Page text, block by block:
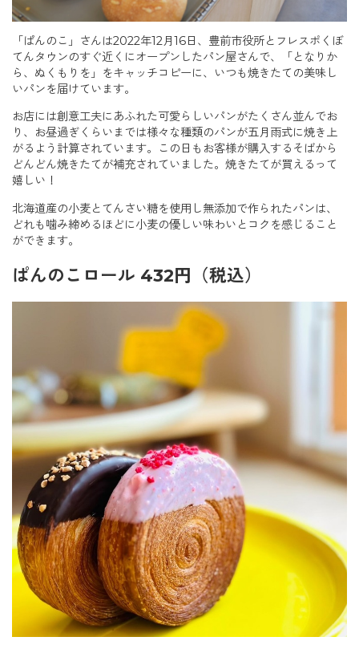
「ぱんのこ」さんは2022年12月16日、豊前市役所とフレスポくぼ
てんタウンのすぐ近くにオープンしたパン屋さんで、「となりか
ら、ぬくもりを」をキャッチコピーに、いつも焼きたての美味し
いパンを届けています。
お店には創意工夫にあふれた可愛らしいパンがたくさん並んでお
り、お昼過ぎくらいまでは様々な種類のパンが五月雨式に焼き上
がるよう計算されています。この日もお客様が購入するそばから
どんどん焼きたてが補充されていました。焼きたてが買えるって
嬉しい！
北海道産の小麦とてんさい糖を使用し無添加で作られたパンは、
どれも噛み締めるほどに小麦の優しい味わいとコクを感じること
ができます。
ぱんのこロール 432円（税込）